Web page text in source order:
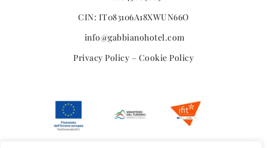
CIN: IT083106A18XWUN66O
info@gabbianohotel.com
Privacy Policy – Cookie Policy